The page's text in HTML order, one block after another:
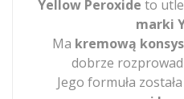
Yellow Peroxide to
marki
Ma kremową
dobrze
Jego formuła